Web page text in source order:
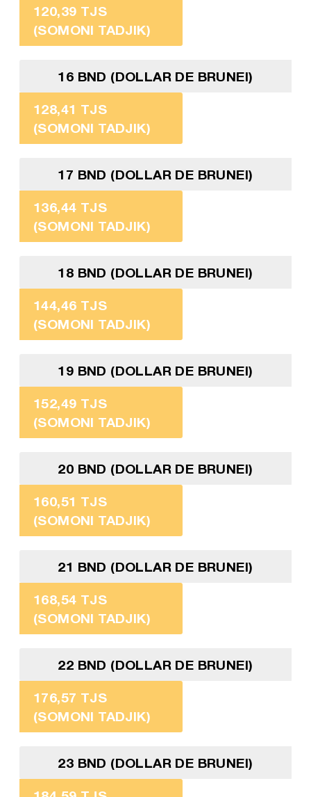
120,39 TJS
(SOMONI TADJIK)
16 BND (DOLLAR DE BRUNEI)
128,41 TJS
(SOMONI TADJIK)
17 BND (DOLLAR DE BRUNEI)
136,44 TJS
(SOMONI TADJIK)
18 BND (DOLLAR DE BRUNEI)
144,46 TJS
(SOMONI TADJIK)
19 BND (DOLLAR DE BRUNEI)
152,49 TJS
(SOMONI TADJIK)
20 BND (DOLLAR DE BRUNEI)
160,51 TJS
(SOMONI TADJIK)
21 BND (DOLLAR DE BRUNEI)
168,54 TJS
(SOMONI TADJIK)
22 BND (DOLLAR DE BRUNEI)
176,57 TJS
(SOMONI TADJIK)
23 BND (DOLLAR DE BRUNEI)